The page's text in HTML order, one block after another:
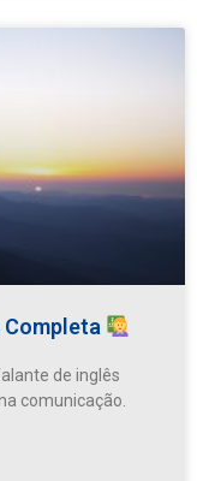
de inglês
comunicação.